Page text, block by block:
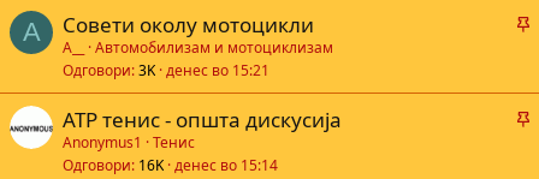
A
В
н
а
Совети околу мотоцикли
A__
Автомобилизам и мотоциклизам
Одговори 3K денес во 15:21
В
ATP тенис - општа дискусија
Anonymus1
Тенис
Одговори 16K денес во 15:14